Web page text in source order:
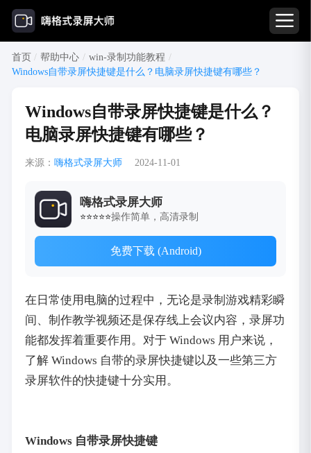
首页 / 帮助中心 / win-录制功能教程 /
Windows自带录屏快捷键是什么？电脑录屏快捷键有哪些？
Windows自带录屏快捷键是什么？
电脑录屏快捷键有哪些？
来源： 嗨格式录屏大师 2024-11-01
嗨格式录屏大师
⭐⭐⭐⭐⭐操作简单，高清录制
免费下载 (Android)
在日常使用电脑的过程中，无论是录制游戏精彩瞬
间、制作教学视频还是保存线上会议内容，录屏功
能都发挥着重要作用。对于 Windows 用户来说，
了解 Windows 自带的录屏快捷键以及一些第三方
录屏软件的快捷键十分实用。
Windows 自带录屏快捷键